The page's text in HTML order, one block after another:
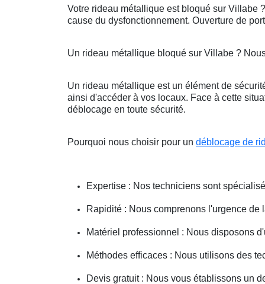
Votre rideau métallique est bloqué sur Villabe
cause du dysfonctionnement. Ouverture de
Un rideau métallique bloqué sur Villabe ?
Un rideau métallique est un élément de
ainsi d'accéder à vos locaux. Face à cette
déblocage en toute sécurité.
Pourquoi nous choisir pour un déblocage de
Expertise : Nos techniciens sont
Rapidité : Nous comprenons l'urgence
Matériel professionnel : Nous disposons
Méthodes efficaces : Nous utilisons des
Devis gratuit : Nous vous établissons un